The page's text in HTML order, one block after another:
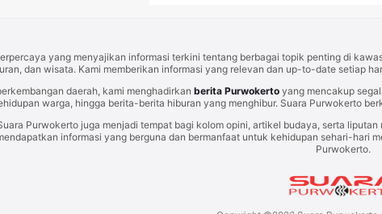
yang menyajikan informasi terkini tentang berbagai topik penting di
dan wisata. Kami memberikan informasi yang relevan dan up-to-date setiap
daerah, kami menghadirkan berita Purwokertoyang mencakup
warga, hingga berita-berita hiburan yang menghibur. Suara Purwokerto
Purwokerto juga menjadi tempat bagi kolom opini, artikel budaya, serta
informasi yang berguna dan bermanfaat untuk kehidupan sehari-hari
Purwokerto.